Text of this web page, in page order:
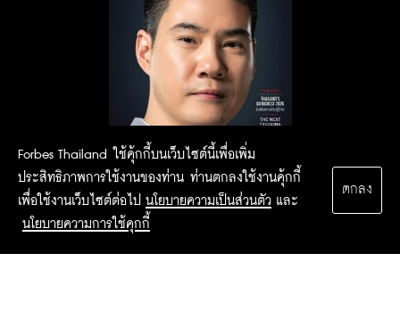
Forbes Thailand ใช้คุ้กกี้บนเว็บไซต์นี้เพื่อเพิ่ม
ประสิทธิภาพการใช้งานของท่าน ท่านตกลงใช้งานคุ้กกี้
เพื่อใช้งานเว็บไซต์ต่อไป นโยบายความเป็นส่วนตัว และ
นโยบายความการใช้คุกกี้
ตกลง
2015 Forbesthailand.com ALL RIGHTS RESERVED